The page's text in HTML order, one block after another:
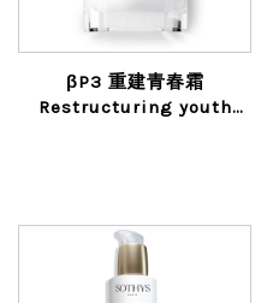
βP3 重建青春霜
Restructuring youth